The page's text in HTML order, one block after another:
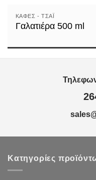
ΚΑΦΈΣ - ΤΣΆΙ
Γαλατιέρα 500 ml
Κατηγορίες